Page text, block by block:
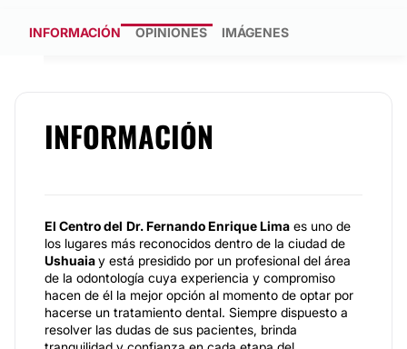
INFORMACIÓN OPINIONES IMÁGENES
INFORMACIÓN
El Centro del Dr. Fernando Enrique Lima es uno de
los lugares más reconocidos dentro de la ciudad de
Ushuaiay está presidido por un profesional del área
de la odontología cuya experiencia y compromiso
hacen de él la mejor opción al momento de optar por
hacerse un tratamiento dental. Siempre dispuesto a
resolver las dudas de sus pacientes, brinda